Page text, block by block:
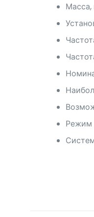
Масса,
Режим